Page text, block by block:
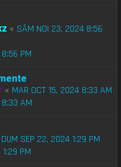
« SÂM NOI 23, 2024 8:56
PM
« MAR OCT 15, 2024 8:33 AM
8:33 AM
DUM SEP 22, 2024 1:29 PM
PM